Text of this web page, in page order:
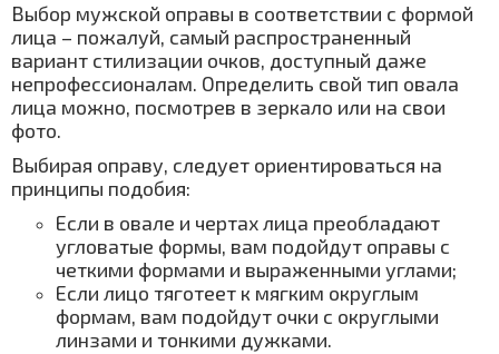
Выбор мужской оправы в соответствии с формой
лица – пожалуй, самый распространенный
вариант стилизации очков, доступный даже
непрофессионалам. Определить свой тип овала
лица можно, посмотрев в зеркало или на свои
фото.
Выбирая оправу, следует ориентироваться на
принципы подобия:
Если в овале и чертах лица преобладают
угловатые формы, вам подойдут оправы с
четкими формами и выраженными углами;
Если лицо тяготеет к мягким округлым
формам, вам подойдут очки с округлыми
линзами и тонкими дужками.